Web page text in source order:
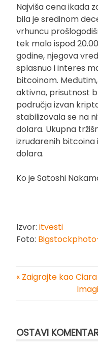
Najviša cena ikada
bila je sredinom
vrhuncu
tek malo ispod
godine, njegova
splasnuo i interes
bitcoinom.
aktivna, prisutnost
područja izvan
stabilizovala se na
dolara. Ukupna
izrudarenih bitcoina
dolara.
Ko je Satoshi
Izvor: itvesti
Foto:
« Zaigrajte kao Ciara
OSTAVI